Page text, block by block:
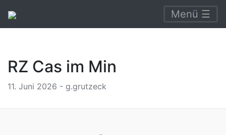
Menü ☰
RZ Cas im Min
11. Juni 2026 - g.grutzeck